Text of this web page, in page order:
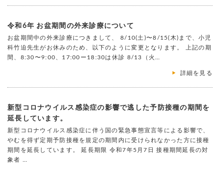
令和6年 お盆期間の外来診療について
お盆期間中の外来診療につきまして、 8/10(土)〜8/15(木)まで、小児
科竹迫先生がお休みのため、以下のように変更となります。 上記の期
間、8:30〜9:00、17:00ー18:30は休診 8/13（火…
詳細を見る
新型コロナウイルス感染症の影響で逃した予防接種の期間を
延長しています。
新型コロナウイルス感染症に伴う国の緊急事態宣言等による影響で、
やむを得ず定期予防接種を規定の期間内に受けられなかった方に接種
期間を延長しています。 延長期限 令和7年5月7日 接種期間延長の対
象者 …